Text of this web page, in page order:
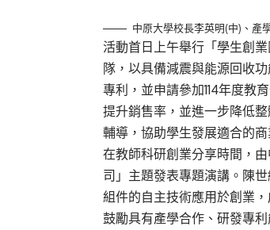
中原大學校長李英明(中)、產
活動首日上午舉行「學生創
隊，以具備減震與能源回收
專利，並申請參加114年度教
提升銷售率，並進一步降低
輔導，協助學生發展適合的
在教師科研創業分享時間，
司」主題發表專題演講。陳
組件的自主技術應用於創業
鼓勵具有產學合作、研發專